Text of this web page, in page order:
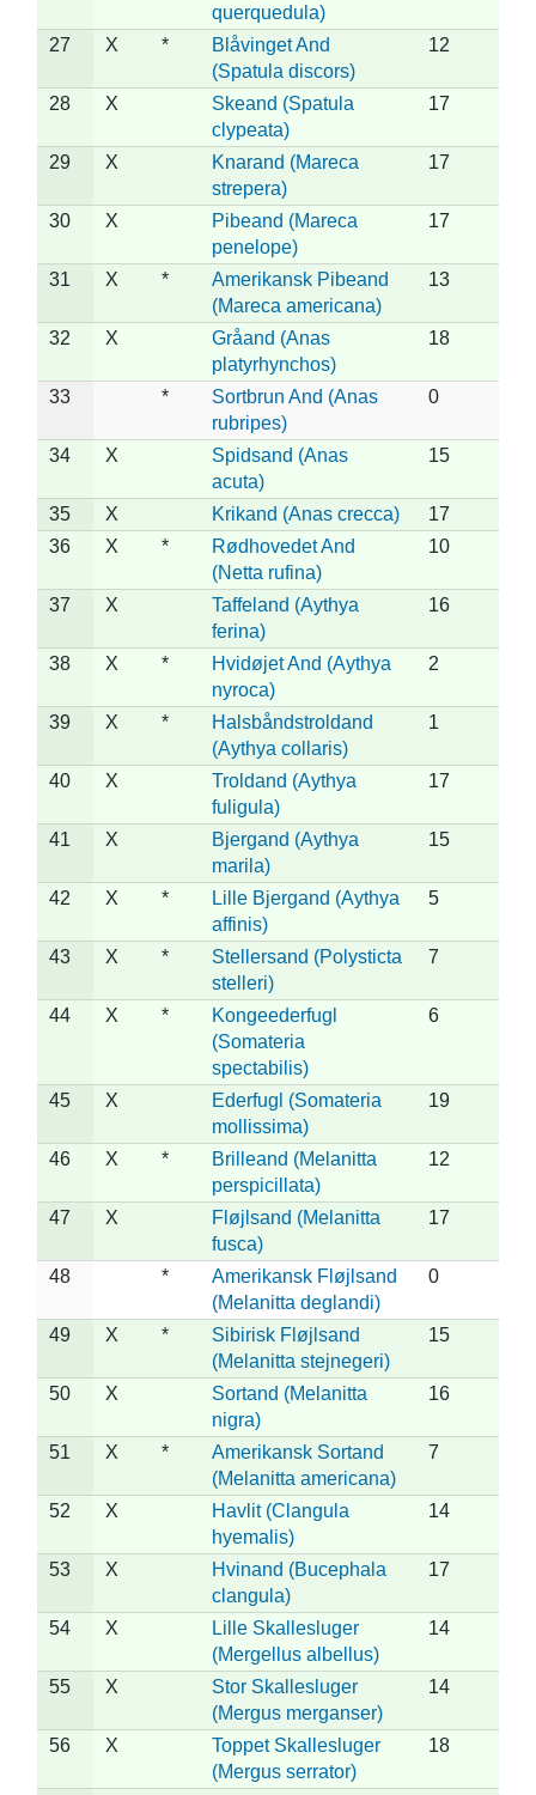
querquedula)
27 X *
Blåvinget And
(Spatula discors)
12
28 X
Skeand (Spatula
clypeata)
17
29 X
Knarand (Mareca
strepera)
17
30 X
Pibeand (Mareca
penelope)
17
31 X *
Amerikansk Pibeand
(Mareca americana)
13
32 X
Gråand (Anas
platyrhynchos)
18
33 *
Sortbrun And (Anas
rubripes)
0
34 X
Spidsand (Anas
acuta)
15
35 X Krikand (Anas crecca)
17
36
X *
Rødhovedet And
(Netta rufina)
10
37 X
Taffeland (Aythya
ferina)
16
38 X *
Hvidøjet And (Aythya
nyroca)
2
39 X *
Halsbåndstroldand
(Aythya collaris)
1
40 X
Troldand (Aythya
fuligula)
17
41 X
Bjergand (Aythya
marila)
15
42 X *
Lille Bjergand (Aythya
affinis)
5
43 X *
Stellersand (Polysticta
stelleri)
7
44 X *
Kongeederfugl
(Somateria
spectabilis)
6
45 X
Ederfugl (Somateria
mollissima)
19
46 X *
Brilleand (Melanitta
perspicillata)
12
47 X
Fløjlsand (Melanitta
fusca)
17
48 *
Amerikansk Fløjlsand
(Melanitta deglandi)
0
49 X *
Sibirisk Fløjlsand
(Melanitta stejnegeri)
15
50 X
Sortand (Melanitta
nigra)
16
51 X *
Amerikansk Sortand
(Melanitta americana)
7
52 X
Havlit (Clangula
hyemalis)
14
53 X
Hvinand (Bucephala
clangula)
17
54 X
Lille Skallesluger
(Mergellus albellus)
14
55 X
Stor Skallesluger
(Mergus merganser)
14
56 X
Toppet Skallesluger
(Mergus serrator)
18